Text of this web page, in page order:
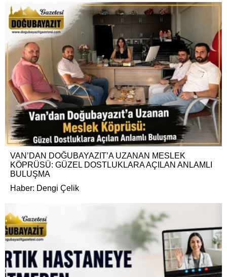
VAN’DAN DOĞUBAYAZIT’A UZANAN MESLEK
KÖPRÜSÜ: GÜZEL DOSTLUKLARA AÇILAN ANLAMLI
BULUŞMA
Haber: Dengi Çelik